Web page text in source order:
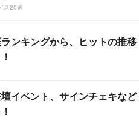
ス20選
ンキングから、ヒットの推移
イベント、サインチェキなど